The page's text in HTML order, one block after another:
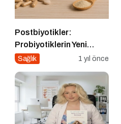
Postbiyotikler:
Probiyotiklerin Yeni
Jenerasyonu mu?
Sağlık 1 yıl önce